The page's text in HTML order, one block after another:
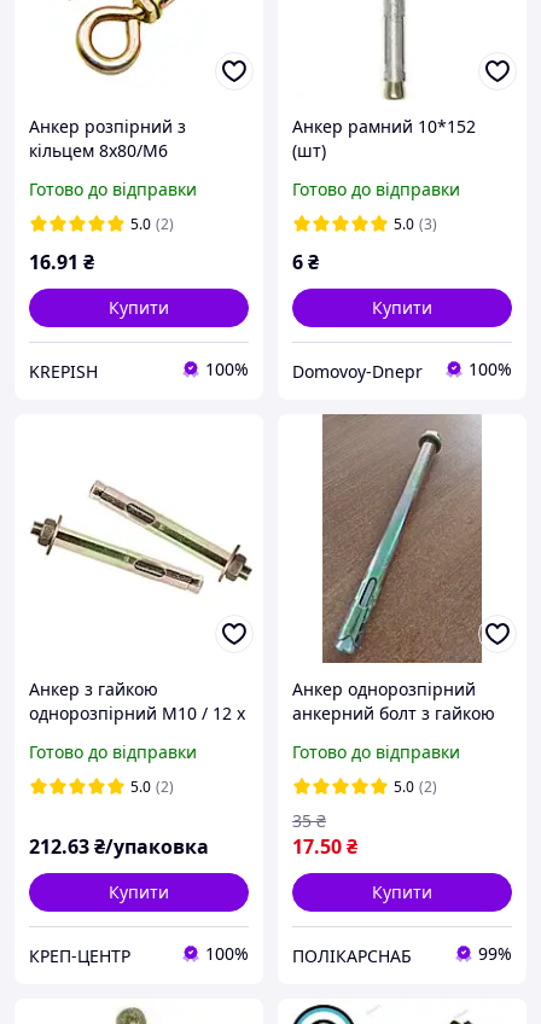
Анкер розпірний з
кільцем 8х80/М6
Готово до відправки
5.0 (2)
16.91 ₴
Купити
KREPISH 100%
Анкер рамний 10*152
(шт)
Готово до відправки
5.0 (3)
6₴
Купити
Domovoy-Dnepr 100%
Анкер з гайкою
однорозпірний M10 / 12 х
Готово до відправки
5.0 (2)
212.63₴/упаковка
Купити
КРЕП-ЦЕНТР 100%
Анкер однорозпірний
анкерний болт з гайкою
сталевий жовтий цинк
Готово до відправки
5.0 (2)
17.50₴
35 ₴
Купити
ПОЛІКАРСНАБ 99%